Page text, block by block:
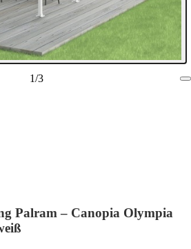
1/3
Palram – Canopia Olympia